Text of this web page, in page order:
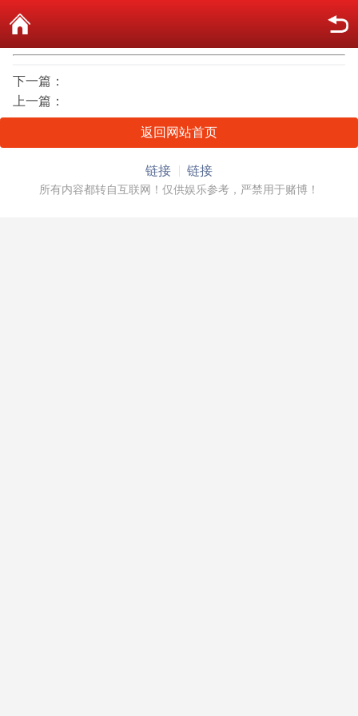
下一篇：
上一篇：
返回网站首页
链接 链接
所有内容都转自互联网！仅供娱乐参考，严禁用于赌博！